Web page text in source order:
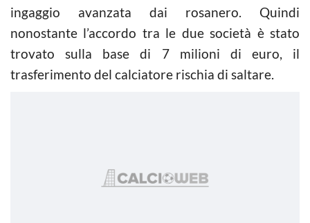
ingaggio avanzata dai rosanero. Quindi
nonostante l’accordo tra le due società è stato
trovato sulla base di 7 milioni di euro, il
trasferimento del calciatore rischia di saltare.